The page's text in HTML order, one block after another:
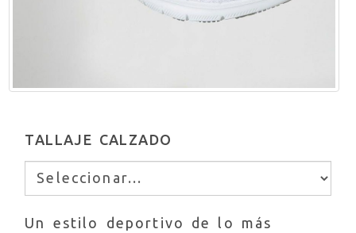
TALLAJE CALZADO
Un estilo deportivo de lo más